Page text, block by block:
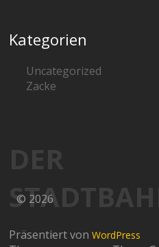
Kategorien
Uncategorized
Zacke
DER
© 2026
Präsentiert vonWordPress